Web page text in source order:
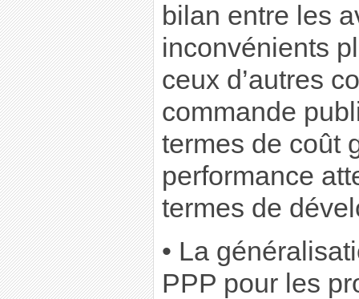
bilan entre les
inconvénients
ceux d’autres
commande
termes de coût
performance
termes de
• La
PPP pour les